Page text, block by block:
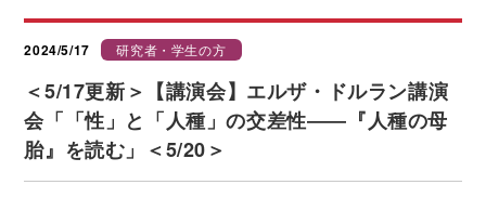
2024/5/17 研究者・学生の方
＜5/17更新＞【講演会】エルザ・ドルラン講演
会「「性」と「人種」の交差性――『人種の母
胎』を読む」＜5/20＞